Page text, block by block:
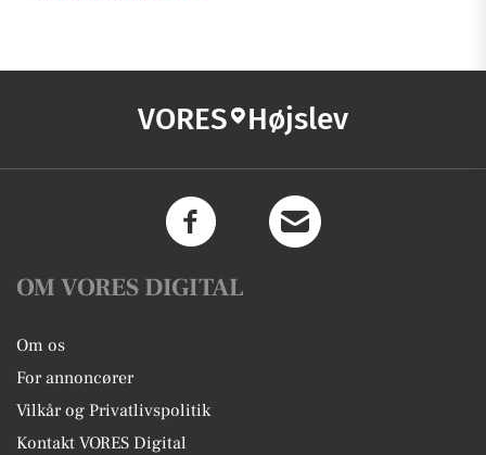
VORES Højslev
OM VORES DIGITAL
Om os
For annoncører
Vilkår og Privatlivspolitik
Kontakt VORES Digital